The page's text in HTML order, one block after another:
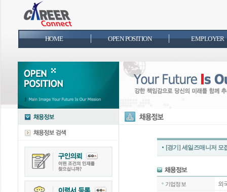
HOME OPEN POSITION EMPLOYER
[경기] 세일즈매니저 모
기업정보 외